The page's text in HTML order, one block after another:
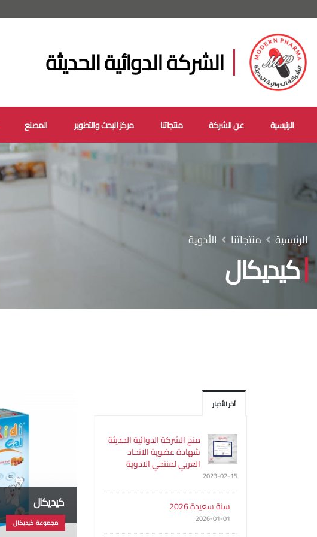
الشركة الدوائية الحديثة
الرئيسية عن الشركة منتجاتنا مركز البحث والتطوير المصنع
كيديكال
الرئيسية منتجاتنا الأدوية
آخر الأخبار
منح الشركة الدوائية الحديثة
شهادة عضوية الاتحاد
العربي لمنتجي الادوية
2023-02-15
سنة سعيدة 2026
2026-01-01
كيديكال
مجموعة كيديكال